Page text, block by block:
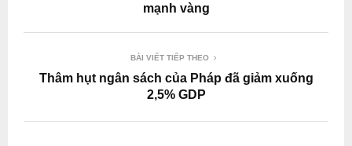
mạnh vàng
BÀI VIẾT TIẾP THEO
Thâm hụt ngân sách của Pháp đã giảm xuống
2,5% GDP